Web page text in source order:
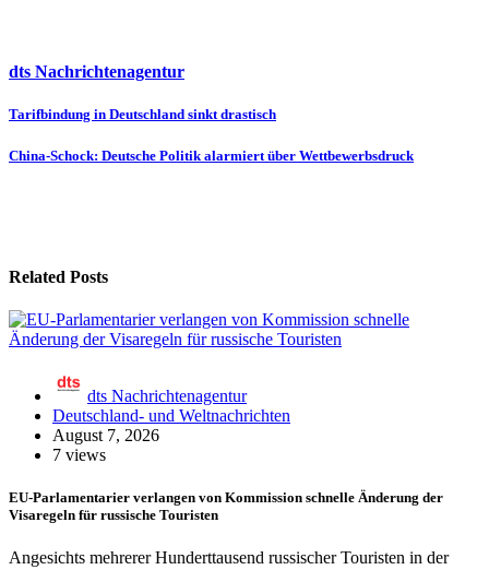
dts Nachrichtenagentur
Beitragsnavigation
Tarifbindung in Deutschland sinkt drastisch
China-Schock: Deutsche Politik alarmiert über Wettbewerbsdruck
Related Posts
dts Nachrichtenagentur
Deutschland- und Weltnachrichten
August 7, 2026
7 views
EU-Parlamentarier verlangen von Kommission schnelle Änderung der
Visaregeln für russische Touristen
Angesichts mehrerer Hunderttausend russischer Touristen in der